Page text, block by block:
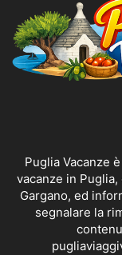
Puglia Vacanze
vacanze in
Gargano, ed
segnalare la